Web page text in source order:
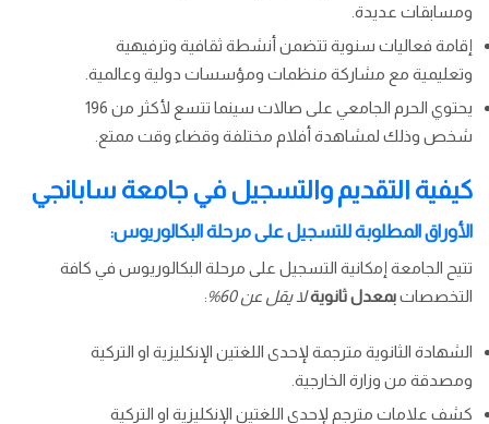
ومسابقات عديدة.
إقامة فعاليات سنوية تتضمن أنشطة ثقافية وترفيهية
وتعليمية مع مشاركة منظمات ومؤسسات دولية وعالمية.
يحتوي الحرم الجامعي على صالات سينما تتسع لأكثر من 196
شخص وذلك لمشاهدة أفلام مختلفة وقضاء وقت ممتع.
كيفية التقديم والتسجيل في جامعة سابانجي
الأوراق المطلوبة للتسجيل على مرحلة البكالوريوس:
تتيح الجامعة إمكانية التسجيل على مرحلة البكالوريوس في كافة
التخصصاتبمعدل ثانويةلا يقل عن 60% :
الشهادة الثانوية مترجمة لإحدى اللغتين الإنكليزية او التركية
ومصدقة من وزارة الخارجية.
كشف علامات مترجم لإحدى اللغتين الإنكليزية او التركية